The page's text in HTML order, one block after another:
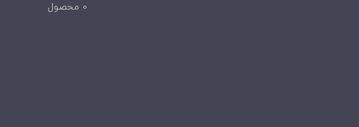
0 محصول